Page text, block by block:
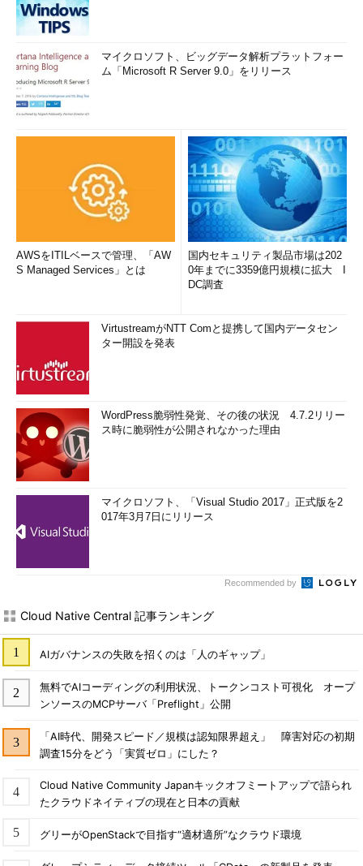
マイクロソフト、ビッグデータ解析プラットフォー
ム「Microsoft R Server 9.0」をリリース
AWSをITILベースで管理、「AW
S Managed Services」とは
国内セキュリティ製品市場は202
0年までに3359億円規模に拡大 I
DC調査
VirtustreamがNTT Comと提携して国内データセン
ター開設を発表
WordPress脆弱性発覚、その後の状況 4.7.2リリー
ス時に脆弱性が公開されなかった理由
マイクロソフト、「Visual Studio 2017」正式版を2
017年3月7日にリリース
Recommended by
Cloud Native Central 記事ランキング
AIガバナンスの失敗を招くのは「人のギャップ」
無料でAIコーディングの利用状況、トークンコスト可視化 オープ
ンソースのMCPサーバ「Preflight」公開
「AI時代、開発スピード／規模は認知限界超え」 障害対応の初期
調査15分をどう「実質ゼロ」にした？
Cloud Native Community Japanキックオフミートアップで語られ
たクラウドネイティブの現在と日本の貢献
グリーがOpenStackで目指す“適材適所”なクラウド環境